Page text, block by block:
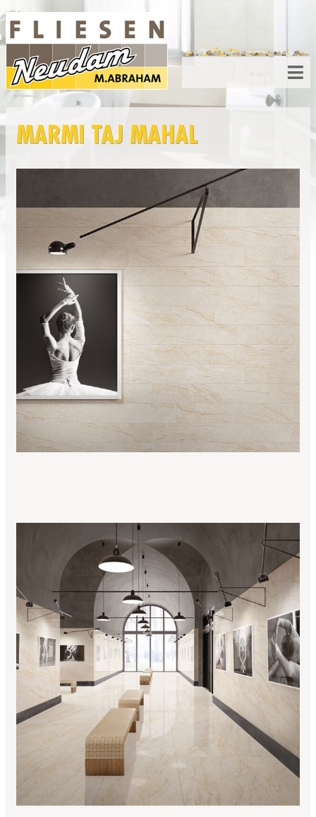
MARMI TAJ MAHAL